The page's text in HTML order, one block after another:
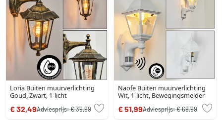
Loria Buiten muurverlichting
Goud, Zwart, 1-licht
€ 32,49Adviesprijs:€ 39,99
Naofe Buiten muurverlichting
Wit, 1-licht, Bewegingsmelder
€ 51,99Adviesprijs:€ 69,99